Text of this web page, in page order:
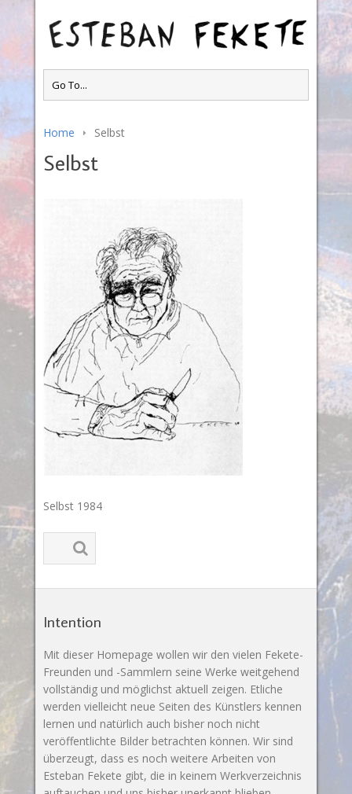
Home Selbst
Selbst
Selbst 1984
Intention
Mit dieser Homepage wollen wir den vielen Fekete-
Freunden und -Sammlern seine Werke weitgehend
vollständig und möglichst aktuell zeigen. Etliche
werden vielleicht neue Seiten des Künstlers kennen
lernen und natürlich auch bisher noch nicht
veröffentlichte Bilder betrachten können. Wir sind
überzeugt, dass es noch weitere Arbeiten von
Esteban Fekete gibt, die in keinem Werkverzeichnis